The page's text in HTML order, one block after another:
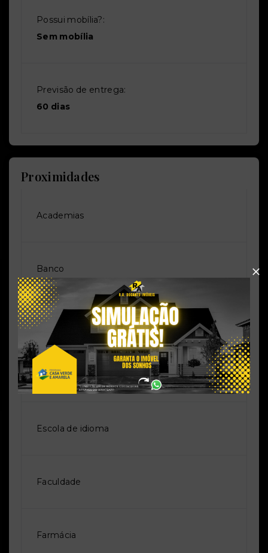
Possui mobília?:
Sem mobília
Previsão de entrega:
60 dias
Proximidades
Academias
Banco
Cancha Poliesportiva
Escola
Escola de idioma
Faculdade
Farmácia